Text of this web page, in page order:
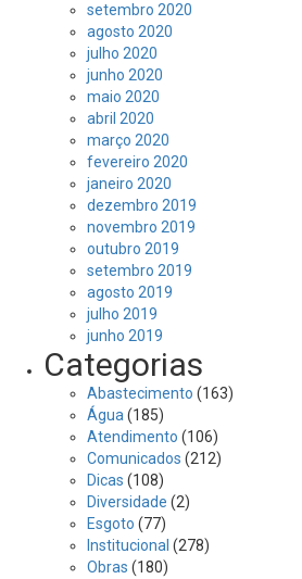
setembro 2020
agosto 2020
julho 2020
junho 2020
maio 2020
abril 2020
março 2020
fevereiro 2020
janeiro 2020
dezembro 2019
novembro 2019
outubro 2019
setembro 2019
agosto 2019
julho 2019
junho 2019
Categorias
Abastecimento (163)
Água (185)
Atendimento (106)
Comunicados (212)
Dicas (108)
Diversidade (2)
Esgoto (77)
Institucional (278)
Obras (180)